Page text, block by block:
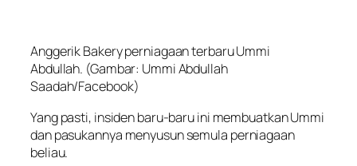
Anggerik Bakery perniagaan terbaru Ummi
Abdullah. (Gambar: Ummi Abdullah
Saadah/Facebook)
Yang pasti, insiden baru-baru ini membuatkan Ummi
dan pasukannya menyusun semula perniagaan
beliau.